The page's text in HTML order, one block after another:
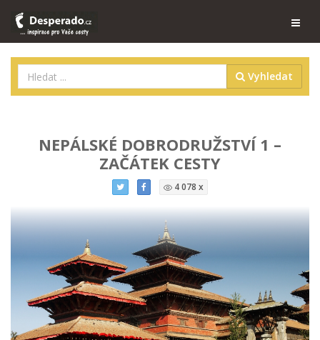
Vyhledat
NEPÁLSKÉ DOBRODRUŽSTVÍ 1 –
ZAČÁTEK CESTY
4 078 x